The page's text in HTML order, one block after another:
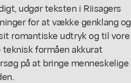
udgør teksten i Riisagers
for at vække genklang og
romantiske udtryk og til vore
formåen akkurat
på at bringe menneskelige